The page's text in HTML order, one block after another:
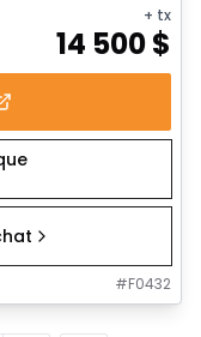
+ tx
14 500$
#F0432